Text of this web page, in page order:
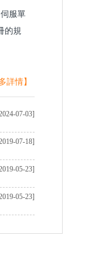
服單
的規
詳情】
07-03]
07-18]
05-23]
05-23]